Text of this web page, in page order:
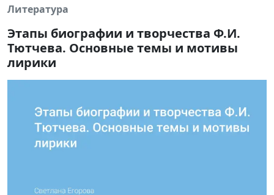
Литература
Этапы биографии и творчества Ф.И.
Тютчева. Основные темы и мотивы
лирики